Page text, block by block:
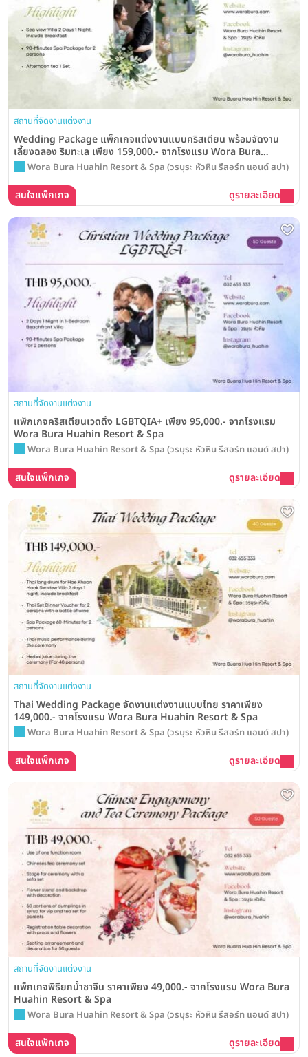
สถานที่จัดงานแต่งงาน
Wedding Package แพ็กเกจแต่งงานแบบคริสเตียน พร้อมจัดงาน
เลี้ยงฉลอง ริมทะเล เพียง 159,000.- จากโรงแรม Wora Bura
Huahin Resort & Spa
Wora Bura Huahin Resort & Spa (วรบุระ หัวหิน รีสอร์ท แอนด์ สปา)
สนใจแพ็กเกจ ดูรายละเอียด
สถานที่จัดงานแต่งงาน
แพ็กเกจคริสเตียนเวดดิ้ง LGBTQIA+ เพียง 95,000.- จากโรงแรม
Wora Bura Huahin Resort & Spa
Wora Bura Huahin Resort & Spa (วรบุระ หัวหิน รีสอร์ท แอนด์ สปา)
สนใจแพ็กเกจ ดูรายละเอียด
สถานที่จัดงานแต่งงาน
Thai Wedding Package จัดงานแต่งงานแบบไทย ราคาเพียง
149,000.- จากโรงแรม Wora Bura Huahin Resort & Spa
Wora Bura Huahin Resort & Spa (วรบุระ หัวหิน รีสอร์ท แอนด์ สปา)
สนใจแพ็กเกจ ดูรายละเอียด
สถานที่จัดงานแต่งงาน
แพ็กเกจพิธียกน้ำชาจีน ราคาเพียง 49,000.- จากโรงแรม Wora Bura
Huahin Resort & Spa
Wora Bura Huahin Resort & Spa (วรบุระ หัวหิน รีสอร์ท แอนด์ สปา)
สนใจแพ็กเกจ ดูรายละเอียด